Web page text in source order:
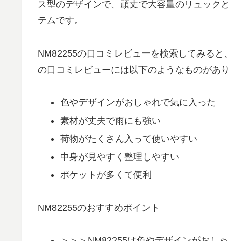
ス型のデザインで、頑丈で大容量のリュック
テムです。
NM82255の口コミレビューを検索してみる
の口コミレビューには以下のようなものがあ
色やデザインがおしゃれで気に入った
素材が丈夫で雨にも強い
荷物がたくさん入って使いやすい
中身が見やすく整理しやすい
ポケットが多くて便利
NM82255のおすすめポイント